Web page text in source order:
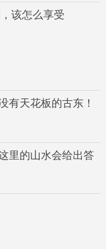
该怎么享受
有天花板的古东！
里的山水会给出答